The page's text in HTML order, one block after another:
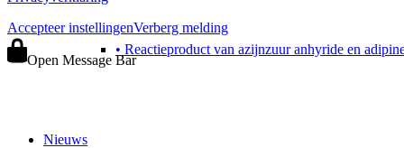
• Reactieproduct van azijnzuur anhyride en
Nieuws
Accepteer instellingenVerberg melding
Open Message Bar